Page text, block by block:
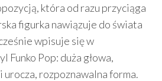
która od razu przyciąga
figurka nawiązuje do świata
wpisuje się w
Funko Pop: duża głowa,
rozpoznawalna forma.